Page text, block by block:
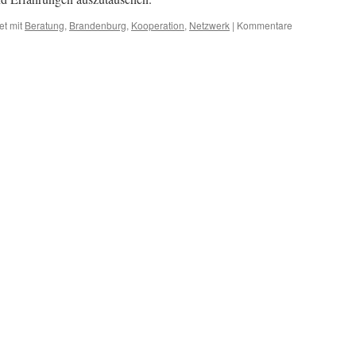
mit Beratung, Brandenburg, Kooperation, Netzwerk | Kommentare